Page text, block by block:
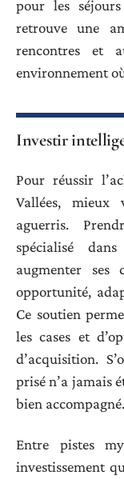
pour les
retrouve une
rencontres et
environnement
Investir
Pour réussir
Vallées, mieux
aguerris.
spécialisé
augmenter ses
opportunité,
Ce soutien
les cases et
d’acquisition.
prisé n’a jamais
bien accompagné.
Entre pistes
investissement